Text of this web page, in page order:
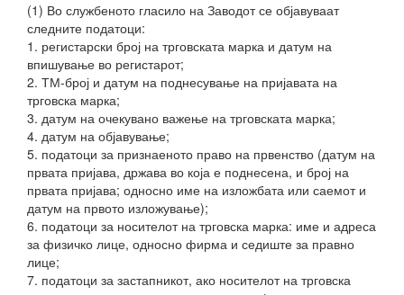
(1) Во службеното гласило на Заводот се објавуваат
следните податоци:
1. регистарски број на трговската марка и датум на
впишување во регистарот;
2. ТМ-број и датум на поднесување на пријавата на
трговска марка;
3. датум на очекувано важење на трговската марка;
4. датум на објавување;
5. податоци за признаеното право на првенство (датум на
првата пријава, држава во која е поднесена, и број на
првата пријава; односно име на изложбата или саемот и
датум на првото изложување);
6. податоци за носителот на трговска марка: име и адреса
за физичко лице, односно фирма и седиште за правно
лице;
7. податоци за застапникот, ако носителот на трговска